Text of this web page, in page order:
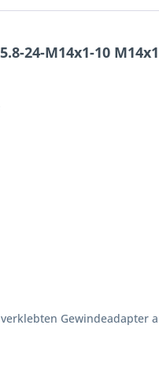
24-M14x1-10
Gewindeadapter